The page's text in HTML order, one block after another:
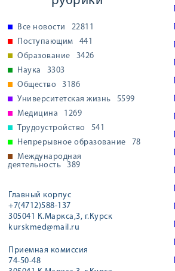
Все новости
22811
Поступающим
441
Образование
3426
Наука
3303
Общество
3186
Университетская жизнь
5599
Медицина
1269
Трудоустройство
541
Непрерывное образование
78
Международная
деятельность
389
Главный корпус
+7(4712)588-137
305041 К.Маркса,3, г.Курск
kurskmed@mail.ru
Приемная комиссия
74-50-48